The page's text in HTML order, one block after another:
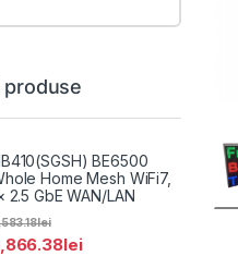
produse
BE6500
Home Mesh WiFi7,
2.5 GbE WAN/LAN
lei
lei